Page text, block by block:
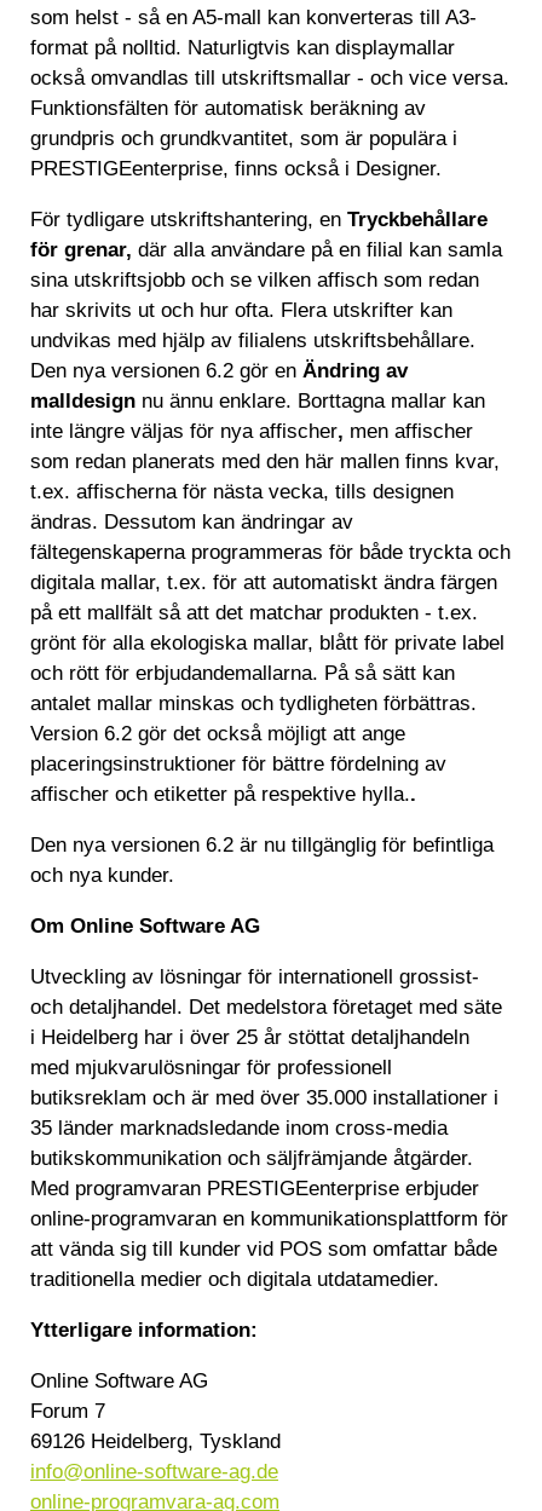
som helst - så en A5-mall kan konverteras till A3-
format på nolltid. Naturligtvis kan displaymallar
också omvandlas till utskriftsmallar - och vice versa.
Funktionsfälten för automatisk beräkning av
grundpris och grundkvantitet, som är populära i
PRESTIGEenterprise, finns också i Designer.
För tydligare utskriftshantering, en Tryckbehållare
för grenar, där alla användare på en filial kan samla
sina utskriftsjobb och se vilken affisch som redan
har skrivits ut och hur ofta. Flera utskrifter kan
undvikas med hjälp av filialens utskriftsbehållare.
Den nya versionen 6.2 gör en Ändring av
malldesign nu ännu enklare. Borttagna mallar kan
inte längre väljas för nya affischer, men affischer
som redan planerats med den här mallen finns kvar,
t.ex. affischerna för nästa vecka, tills designen
ändras. Dessutom kan ändringar av
fältegenskaperna programmeras för både tryckta och
digitala mallar, t.ex. för att automatiskt ändra färgen
på ett mallfält så att det matchar produkten - t.ex.
grönt för alla ekologiska mallar, blått för private label
och rött för erbjudandemallarna. På så sätt kan
antalet mallar minskas och tydligheten förbättras.
Version 6.2 gör det också möjligt att ange
placeringsinstruktioner för bättre fördelning av
affischer och etiketter på respektive hylla..
Den nya versionen 6.2 är nu tillgänglig för befintliga
och nya kunder.
Om Online Software AG
Utveckling av lösningar för internationell grossist-
och detaljhandel. Det medelstora företaget med säte
i Heidelberg har i över 25 år stöttat detaljhandeln
med mjukvarulösningar för professionell
butiksreklam och är med över 35.000 installationer i
35 länder marknadsledande inom cross-media
butikskommunikation och säljfrämjande åtgärder.
Med programvaran PRESTIGEenterprise erbjuder
online-programvaran en kommunikationsplattform för
att vända sig till kunder vid POS som omfattar både
traditionella medier och digitala utdatamedier.
Ytterligare information:
Online Software AG
Forum 7
69126 Heidelberg, Tyskland
info@online-software-ag.de
online-programvara-ag.com